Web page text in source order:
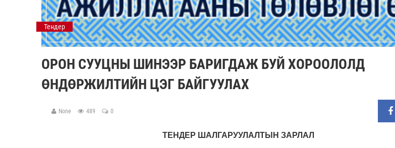
Тендер
ОРОН СУУЦНЫ ШИНЭЭР БАРИГДАЖ БУЙ ХОРООЛОЛД
ӨНДӨРЖИЛТИЙН ЦЭГ БАЙГУУЛАХ
None 489 0
ТЕНДЕР ШАЛГАРУУЛАЛТЫН ЗАРЛАЛ